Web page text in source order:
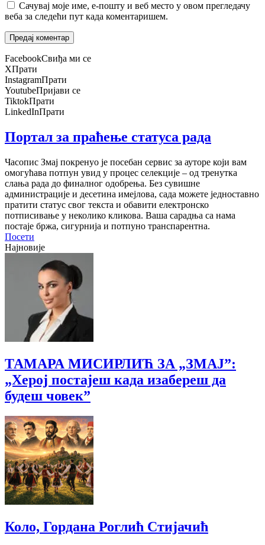
Сачувај моје име, е-пошту и веб место у овом прегледачу
веба за следећи пут када коментаришем.
FacebookСвиђа ми се
XПрати
InstagramПрати
YoutubeПријави се
TiktokПрати
LinkedInПрати
Портал за праћење статуса рада
Часопис Змај покренуо је посебан сервис за ауторе који вам
омогућава потпун увид у процес селекције – од тренутка
слања рада до финалног одобрења. Без сувишне
администрације и десетина имејлова, сада можете једноставно
пратити статус свог текста и обавити електронско
потписивање у неколико кликова. Ваша сарадња са нама
постаје бржа, сигурнија и потпуно транспарентна.
Посети
Најновије
ТАМАРА МИСИРЛИЋ ЗА „ЗМАЈ”:
„Херој постајеш када изабереш да
будеш човек”
Коло, Гордана Роглић Стијачић